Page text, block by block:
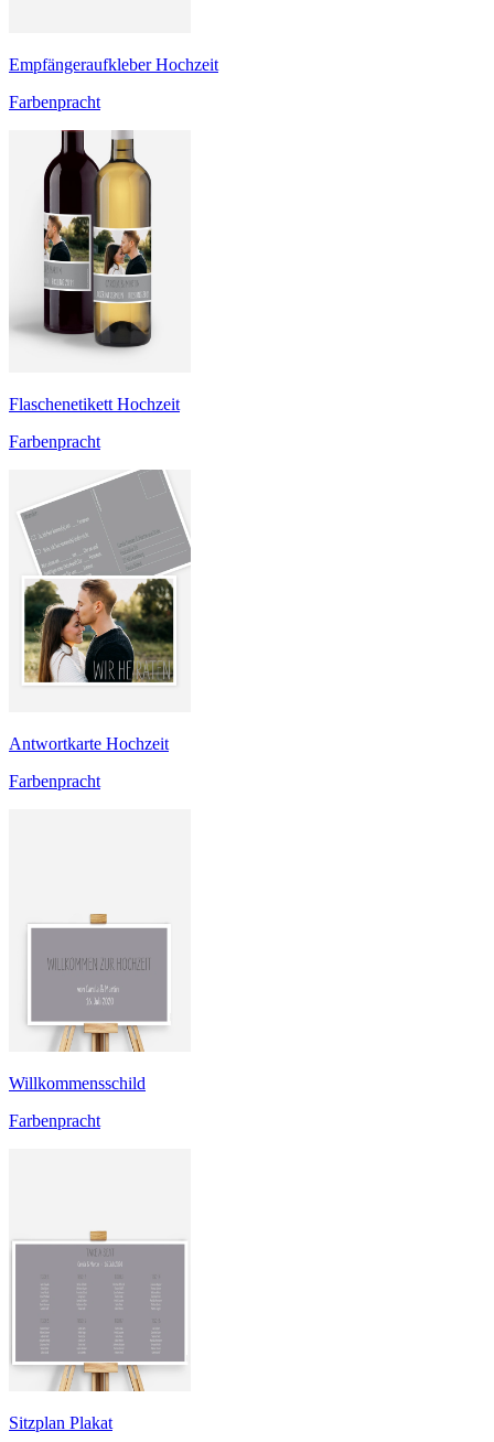
Empfängeraufkleber Hochzeit
Farbenpracht
Flaschenetikett Hochzeit
Farbenpracht
Antwortkarte Hochzeit
Farbenpracht
Willkommensschild
Farbenpracht
Sitzplan Plakat